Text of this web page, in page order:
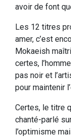
avoir de font
Les 12 titres
amer, c’est
Mokaeish
certes,
pas noir et
pour maintenir
Certes, le titre
chanté-parlé
l’optimisme